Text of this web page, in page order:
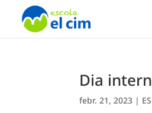
Dia
febr. 21, 2023 |